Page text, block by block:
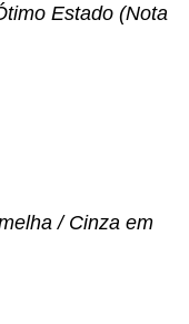
Estado (Nota
/ Cinza em